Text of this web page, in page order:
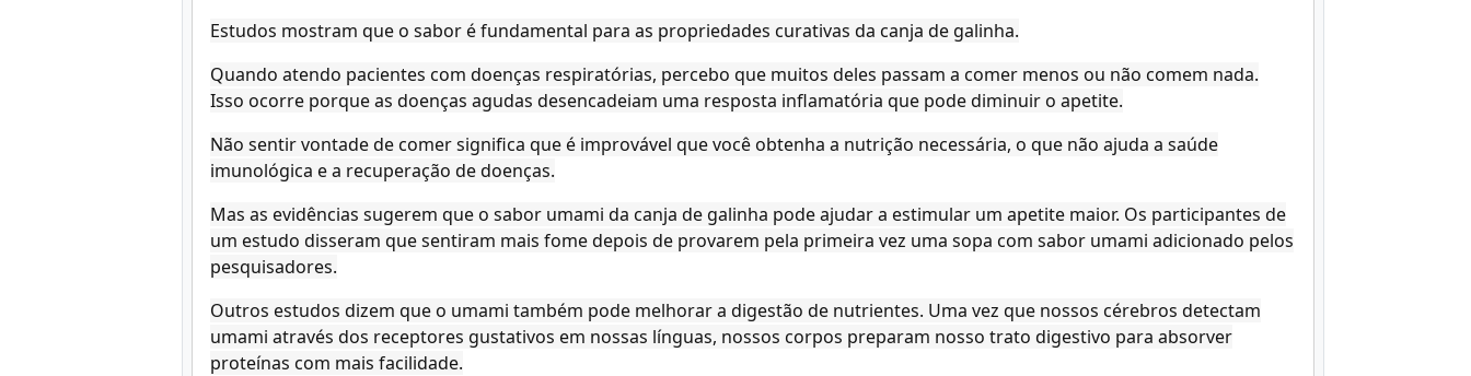
Estudos mostram que o sabor é fundamental para as propriedades curativas da canja de galinha.
Quando atendo pacientes com doenças respiratórias, percebo que muitos deles passam a comer menos ou não comem nada.
Isso ocorre porque as doenças agudas desencadeiam uma resposta inflamatória que pode diminuir o apetite.
Não sentir vontade de comer significa que é improvável que você obtenha a nutrição necessária, o que não ajuda a saúde
imunológica e a recuperação de doenças.
Mas as evidências sugerem que o sabor umami da canja de galinha pode ajudar a estimular um apetite maior. Os participantes de
um estudo disseram que sentiram mais fome depois de provarem pela primeira vez uma sopa com sabor umami adicionado pelos
pesquisadores.
Outros estudos dizem que o umami também pode melhorar a digestão de nutrientes. Uma vez que nossos cérebros detectam
umami através dos receptores gustativos em nossas línguas, nossos corpos preparam nosso trato digestivo para absorver
proteínas com mais facilidade.